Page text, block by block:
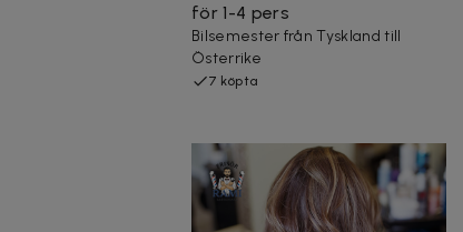
för 1-4 pers
Bilsemester från Tyskland till
Österrike
7 köpta